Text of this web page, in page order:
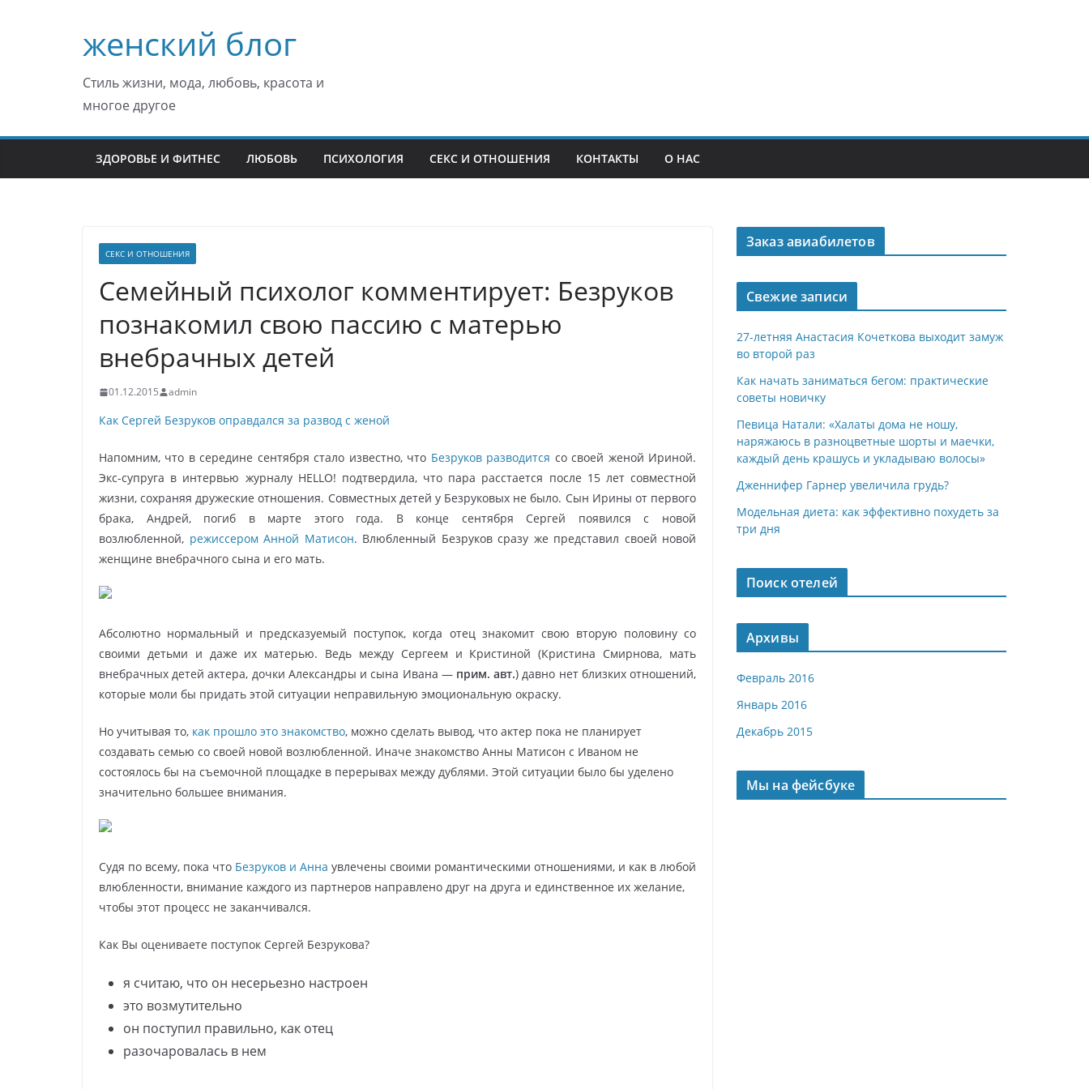
содержимомуженский блог
Стиль жизни, мода, любовь, красота и
многое другое
ЗДОРОВЬЕ И ФИТНЕС ЛЮБОВЬ ПСИХОЛОГИЯ СЕКС И ОТНОШЕНИЯ КОНТАКТЫ О НАС
СЕКС И ОТНОШЕНИЯ
Семейный психолог комментирует: Безруков
познакомил свою пассию с матерью
внебрачных детей
01.12.2015 admin
Как Сергей Безруков оправдался за развод с женой
Напомним, что в середине сентября стало известно, что Безруков разводится со своей женой Ириной.
Экс-супруга в интервью журналу HELLO! подтвердила, что пара расстается после 15 лет совместной
жизни, сохраняя дружеские отношения. Совместных детей у Безруковых не было. Сын Ирины от первого
брака, Андрей, погиб в марте этого года. В конце сентября Сергей появился с новой
возлюбленной, режиссером Анной Матисон. Влюбленный Безруков сразу же представил своей новой
женщине внебрачного сына и его мать.
Абсолютно нормальный и предсказуемый поступок, когда отец знакомит свою вторую половину со
своими детьми и даже их матерью. Ведь между Сергеем и Кристиной (Кристина Смирнова, мать
внебрачных детей актера, дочки Александры и сына Ивана — прим. авт.) давно нет близких отношений,
которые моли бы придать этой ситуации неправильную эмоциональную окраску.
Но учитывая то, как прошло это знакомство, можно сделать вывод, что актер пока не планирует
создавать семью со своей новой возлюбленной. Иначе знакомство Анны Матисон с Иваном не
состоялось бы на съемочной площадке в перерывах между дублями. Этой ситуации было бы уделено
значительно большее внимания.
Судя по всему, пока что Безруков и Анна увлечены своими романтическими отношениями, и как в любой
влюбленности, внимание каждого из партнеров направлено друг на друга и единственное их желание,
чтобы этот процесс не заканчивался.
Как Вы оцениваете поступок Сергей Безрукова?
я считаю, что он несерьезно настроен
это возмутительно
он поступил правильно, как отец
разочаровалась в нем
Заказ авиабилетов
Свежие записи
27-летняя Анастасия Кочеткова выходит замуж
во второй раз
Как начать заниматься бегом: практические
советы новичку
Певица Натали: «Халаты дома не ношу,
наряжаюсь в разноцветные шорты и маечки,
каждый день крашусь и укладываю волосы»
Дженнифер Гарнер увеличила грудь?
Модельная диета: как эффективно похудеть за
три дня
Поиск отелей
Архивы
Февраль 2016
Январь 2016
Декабрь 2015
Мы на фейсбуке